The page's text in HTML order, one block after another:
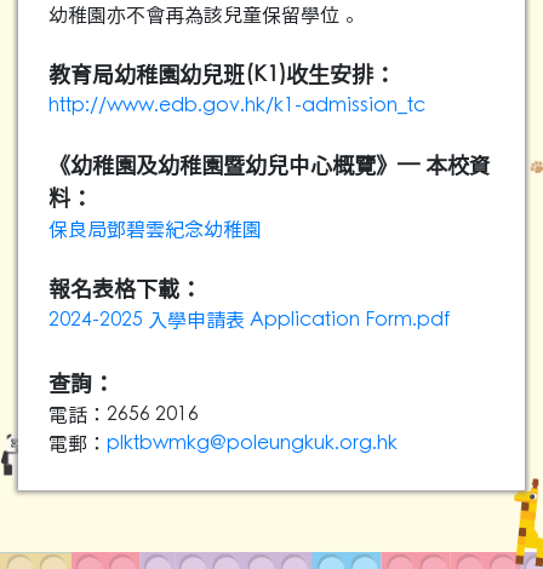
幼稚園亦不會再為該兒童保留學位。
教育局幼稚園幼兒班(K1)收生安排：
http://www.edb.gov.hk/k1-admission_tc
《幼稚園及幼稚園暨幼兒中心概覽》— 本校資
料：
保良局鄧碧雲紀念幼稚園
報名表格下載：
2024-2025 入學申請表 Application Form.pdf
查詢：
電話：2656 2016
電郵： plktbwmkg@poleungkuk.org.hk